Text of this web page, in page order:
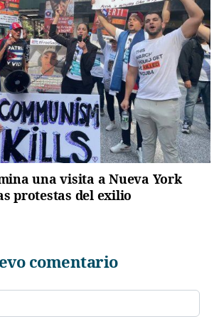
una visita a Nueva York
protestas del exilio
comentario